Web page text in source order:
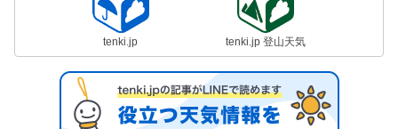
tenki.jp tenki.jp 登山天気